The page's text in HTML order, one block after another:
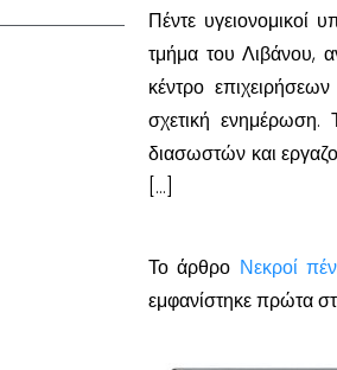
Πέντε υγειονομικοί
τμήμα του Λιβάνου,
κέντρο
σχετική ενημέρωση.
διασωστών και
[…]
Το άρθρο Νεκροί
εμφανίστηκε πρώτα